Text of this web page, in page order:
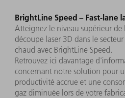
BrightLine Speed – Fast-lane
Atteignez le niveau supérieur de
découpe laser 3D dans le
chaud avec BrightLine Speed.
Retrouvez ici davantage
concernant notre solution pour
productivité accrue et une
gaz diminuée lors de votre